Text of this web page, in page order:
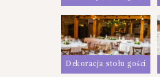
Dekoracja stołu gości